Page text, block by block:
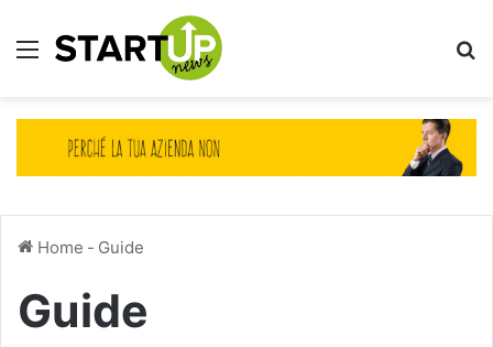
Menu
Home - Guide
Guide